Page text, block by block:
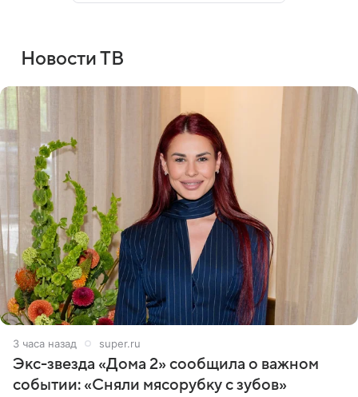
Новости ТВ
3 часа назад super.ru
Экс-звезда «Дома 2» сообщила о важном
событии: «Сняли мясорубку с зубов»